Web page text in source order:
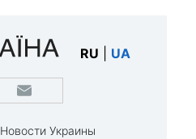
RU UA
Новости Украины